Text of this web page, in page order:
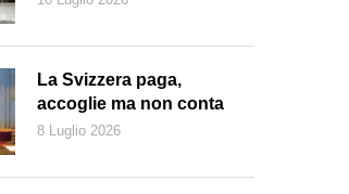
alla ferita di un’asta che gli trapassò il cranio
La Svizzera paga,
accoglie ma non conta
8 Luglio 2026